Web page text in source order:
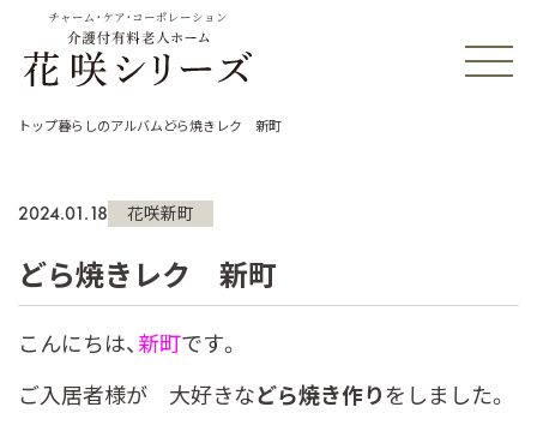
チャーム・ケア・コーポレーション
トップ暮らしのアルバム どら焼きレク 新町
2024.01.18 花咲新町
どら焼きレク 新町
こんにちは、 新町です。
ご入居者様が 大好きなどら焼き作りをしました。